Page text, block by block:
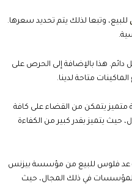
للبيع، وتبعا لذلك يتم تحديد سعرها.
هذا بالإضافة إلى الحرص على
متاحة لدينا.
يتمكن من القضاء على كافة
حيث يتميز بقدر كبير من الكفاءة
عد فلوس للبيع من مؤسسة بيزنس
في ذلك المجال، حيث